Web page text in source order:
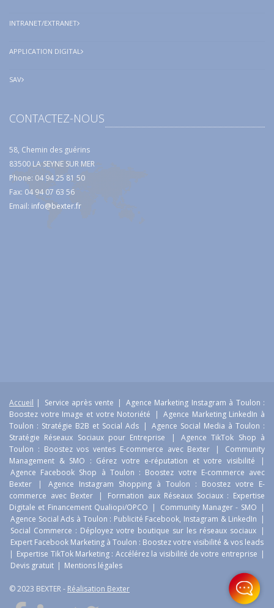
INTRANET/EXTRANET
APPLICATION DIGITAL
SAV
CONTACTEZ-NOUS
58, Chemin des guérins
83500 LA SEYNE SUR MER
Phone: 04 94 25 81 50
Fax: 04 94 07 63 56
Email: info@bexter.fr
Accueil | Service après vente | Agence Marketing Instagram à Toulon :
Boostez votre Image et votre Notoriété
| Agence Marketing LinkedIn à
Toulon : Stratégie B2B et Social Ads | Agence Social Media à Toulon :
Stratégie Réseaux Sociaux pour Entreprise
|
Agence TikTok Shop à
Toulon : Boostez vos ventes E-commerce avec Bexter
|
Community
Management & SMO : Gérez votre e-réputation et votre visibilité
|
Agence Facebook Shop à Toulon : Boostez votre E-commerce avec
Bexter
|
Agence Instagram Shopping à Toulon : Boostez votre E-
commerce avec Bexter
|
Formation aux Réseaux Sociaux : Expertise
Digitale et Financement Qualiopi/OPCO | Community Manager - SMO |
Agence Social Ads à Toulon : Publicité Facebook, Instagram & LinkedIn |
Social Commerce : Déployez votre boutique sur les réseaux sociaux |
Expert Facebook Marketing à Toulon : Boostez votre visibilité & vos leads
| Expertise TikTok Marketing : Accélérez la visibilité de votre entreprise |
Devis gratuit | Mentions légales
© 2023 BEXTER - Réalisation Bexter